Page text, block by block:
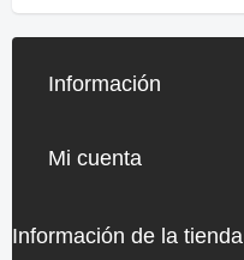
Información
Mi cuenta
Información de la tienda